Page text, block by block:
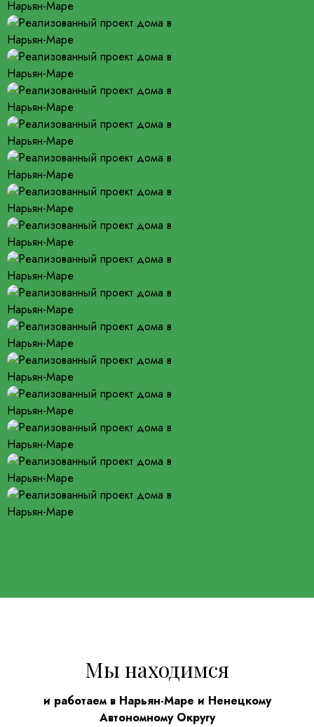
Мы находимся
и работаем в Нарьян-Маре и Ненецкому
Автономному Округу